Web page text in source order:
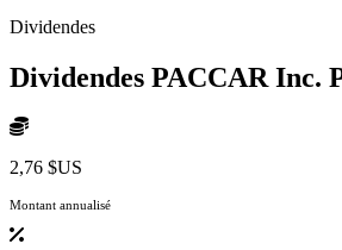
Dividendes
Dividendes PACCAR Inc.
2,76 $US
Montant annualisé